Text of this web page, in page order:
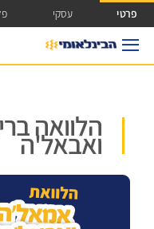
גישה ישירה לכפתור כניסה לחשבונך
פרטי עסקי
הלוואה
ואבאל'ה